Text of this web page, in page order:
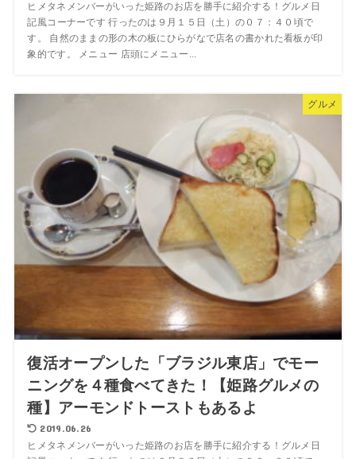
ヒメタネメンバーがいった姫路のお店を勝手に紹介する！グルメ日
記風コーナーです 行ったのは９月１５日（土）の０７：４０頃で
す。 自然のままの形の木の板にひらがなで店名の書かれた看板が印
象的です。 メニュー 店頭にメニュー...
グルメ
復活オープンした「ブラジル東店」でモー
ニングを４種食べてきた！【姫路グルメの
種】アーモンドトーストもあるよ
2019.06.26
ヒメタネメンバーがいった姫路のお店を勝手に紹介する！グルメ日